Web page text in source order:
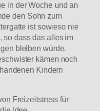
in der Woche und an
den Sohn zum
ist sowieso nie
so dass das alles im
bleiben würde.
kämen noch
Kindern
Freizeitstress für